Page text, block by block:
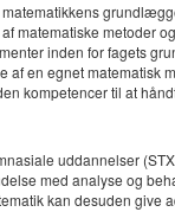
matematiske metoder
inden for fagets
en egnet matematisk
kompetencer til at
uddannelser
med analyse og
kan desuden give